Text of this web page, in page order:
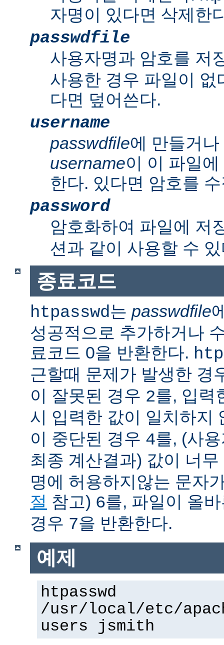
자명이 있다면 삭제한
passwdfile
사용자명과 암호를 저
사용한 경우 파일이 없
다면 덮어쓴다.
username
passwdfile에 만들거
username이 이 파일
한다. 있다면 암호를
password
암호화하여 파일에 저
션과 같이 사용할 수
종료코드
htpasswd는 passwdfile
성공적으로 추가하거나
료코드 0을 반환한다.
근할때 문제가 발생한 경
이 잘못된 경우 2를, 입력
시 입력한 값이 일치하지
이 중단된 경우 4를, (사
최종 계산결과) 값이 너
명에 허용하지않는 문자
절 참고) 6를, 파일이 올
경우 7을 반환한다.
예제
htpasswd
/usr/local/etc/
users jsmith